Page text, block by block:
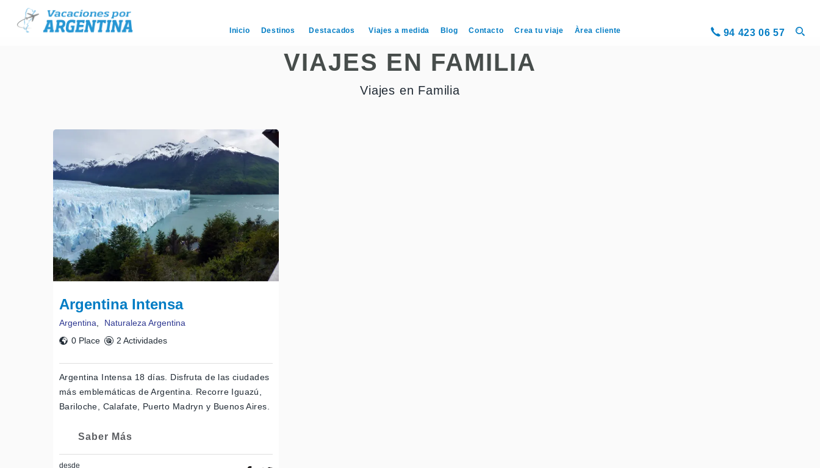
Inicio Destinos Destacados Viajes a medida Blog Contacto Crea tu viaje Àrea cliente 94 423 06 57
VIAJES EN FAMILIA
Viajes en Familia
Argentina Intensa
Argentina
Naturaleza Argentina
0 Place
2 Actividades
Argentina Intensa 18 días. Disfruta de las ciudades
más emblemáticas de Argentina. Recorre Iguazú,
Bariloche, Calafate, Puerto Madryn y Buenos Aires.
Saber Más
desde